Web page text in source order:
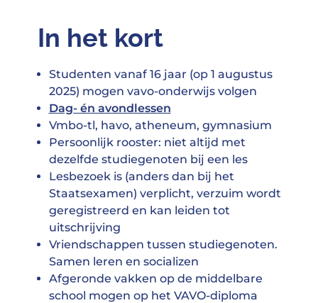
In het kort
Studenten vanaf 16 jaar (op 1 augustus
2025) mogen vavo-onderwijs volgen
Dag- én avondlessen
Vmbo-tl, havo, atheneum, gymnasium
Persoonlijk rooster: niet altijd met
dezelfde studiegenoten bij een les
Lesbezoek is (anders dan bij het
Staatsexamen) verplicht, verzuim wordt
geregistreerd en kan leiden tot
uitschrijving
Vriendschappen tussen studiegenoten.
Samen leren en socializen
Afgeronde vakken op de middelbare
school mogen op het VAVO-diploma